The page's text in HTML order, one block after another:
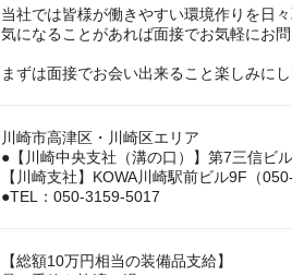
当社では皆様が働きやすい環境作りを日々
気になることがあれば面接でお気軽にお
まずは面接でお会い出来ること楽しみにし
川崎市高津区・川崎区エリア
●【川崎中央支社（溝の口）】第7三信ビ
【川崎支社】KOWA川崎駅前ビル9F（
●TEL：050-3159-5017
【総額10万円相当の装備品支給】